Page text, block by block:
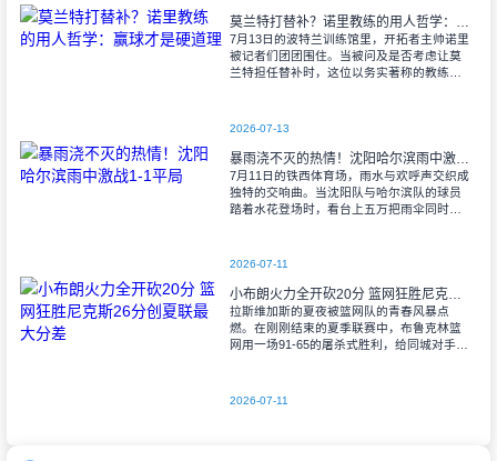
莫兰特打替补？诺里教练的用人哲学：赢球才是硬道理
7月13日的波特兰训练馆里，开拓者主帅诺里
被记者们团团围住。当被问及是否考虑让莫
兰特担任替补时，这位以务实著称的教练露
2026-07-13
暴雨浇不灭的热情！沈阳哈尔滨雨中激战1-1平局
7月11日的铁西体育场，雨水与欢呼声交织成
独特的交响曲。当沈阳队与哈尔滨队的球员
踏着水花登场时，看台上五万把雨伞同时收
2026-07-11
小布朗火力全开砍20分 篮网狂胜尼克斯26分创夏联最大分差
拉斯维加斯的夏夜被篮网队的青春风暴点
燃。在刚刚结束的夏季联赛中，布鲁克林篮
网用一场91-65的屠杀式胜利，给同城对手尼
2026-07-11